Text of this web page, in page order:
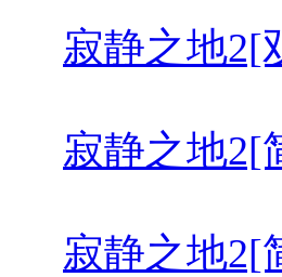
寂静之地2[
寂静之地2[
寂静之地2[